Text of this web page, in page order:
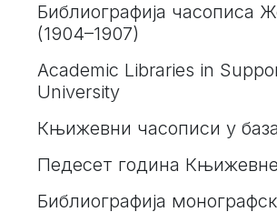
Библиографија часописа
(1904–1907)
Academic Libraries in
University
Књижевни часописи у
Педесет година Књижевне
Библиографија